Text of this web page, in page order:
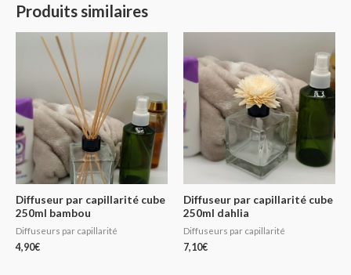
Produits similaires
Diffuseur par capillarité cube
250ml bambou
Diffuseurs par capillarité
4,90€
Diffuseur par capillarité cube
250ml dahlia
Diffuseurs par capillarité
7,10€